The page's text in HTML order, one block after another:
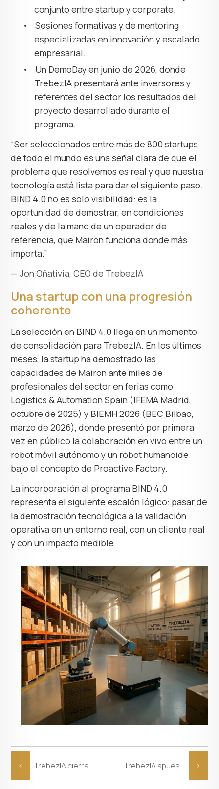
conjunto entre startup y corporate.
•
Sesiones formativas y de mentoring
especializadas en innovación y escalado
empresarial.
•
Un DemoDay en junio de 2026, donde
TrebezIA presentará ante inversores y
referentes del sector los resultados del
proyecto desarrollado durante el
programa.
“Ser seleccionados entre más de 800 startups
de todo el mundo es una señal clara de que el
problema que resolvemos es real y que nuestra
tecnología está lista para dar el siguiente paso.
BIND 4.0 no es solo visibilidad: es la
oportunidad de demostrar, en condiciones
reales y de la mano de un operador de
referencia, que Mairon funciona donde más
importa.”
— Jon Oñativia, CEO de TrebezIA
Una startup con una progresión
coherente
La selección en BIND 4.0 llega en un momento
de consolidación para TrebezIA. En los últimos
meses, la startup ha demostrado las
capacidades de Mairon ante miles de
profesionales del sector en ferias como
Logistics & Automation Spain (IFEMA Madrid,
octubre de 2025) y BIEMH 2026 (BEC Bilbao,
marzo de 2026), donde presentó por primera
vez en público la colaboración en vivo entre un
robot móvil autónomo y un robot humanoide
bajo el concepto de Proactive Factory.
La incorporación al programa BIND 4.0
representa el siguiente escalón lógico: pasar de
la demostración tecnológica a la validación
operativa en un entorno real, con un cliente real
y con un impacto medible.
< TrebezIA cierra su participación en BIEMH 2026 TrebezIA apuesta por resolver el reto del picking complejo en la intralogística moderna >